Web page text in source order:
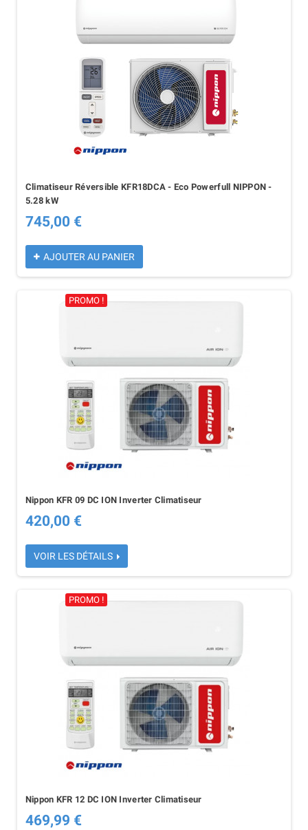
Climatiseur Réversible KFR18DCA - Eco Powerfull NIPPON -
5.28 kW
745,00 €
AJOUTER AU PANIER
PROMO !
Nippon KFR 09 DC ION Inverter Climatiseur
420,00 €
VOIR LES DÉTAILS
PROMO !
Nippon KFR 12 DC ION Inverter Climatiseur
469,99 €